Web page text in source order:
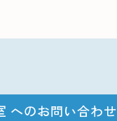
へのお問い合わせ